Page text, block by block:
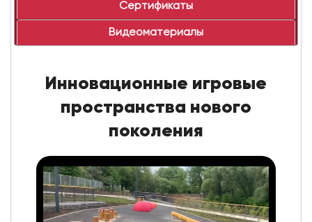
Сертификаты
Видеоматериалы
Инновационные игровые
пространства нового
поколения